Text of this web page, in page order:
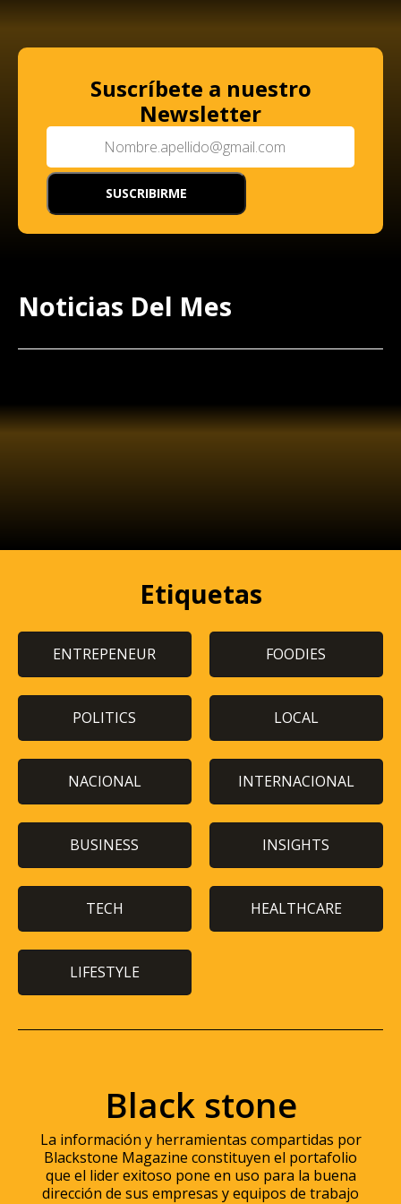
Suscríbete a nuestro
Newsletter
Noticias Del Mes
Etiquetas
ENTREPENEUR FOODIES
POLITICS LOCAL
NACIONAL INTERNACIONAL
BUSINESS INSIGHTS
TECH HEALTHCARE
LIFESTYLE
Black stone
La información y herramientas compartidas por
Blackstone Magazine constituyen el portafolio
que el lider exitoso pone en uso para la buena
dirección de sus empresas y equipos de trabajo